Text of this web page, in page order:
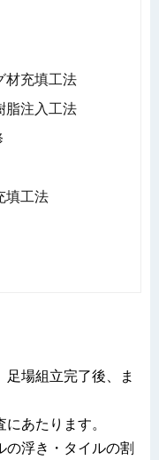
材充填工法
脂注入工法
填工法
足場組立完了後、ま
あたります。
の浮き・タイルの割